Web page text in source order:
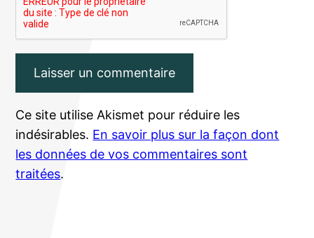
Ce site utilise Akismet pour réduire les
indésirables. En savoir plus sur la façon dont
les données de vos commentaires sont
traitées.